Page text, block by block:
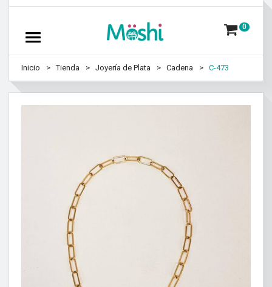
0
Inicio Tienda Joyería de Plata Cadena C-473